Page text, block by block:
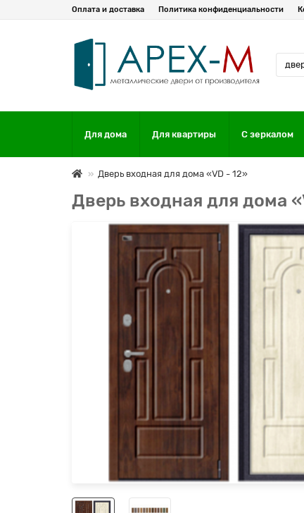
Оплата и доставка Политика конфиденциальности
Для дома Для квартиры С зеркалом
Дверь входная для дома «VD - 12»
Дверь входная для дома